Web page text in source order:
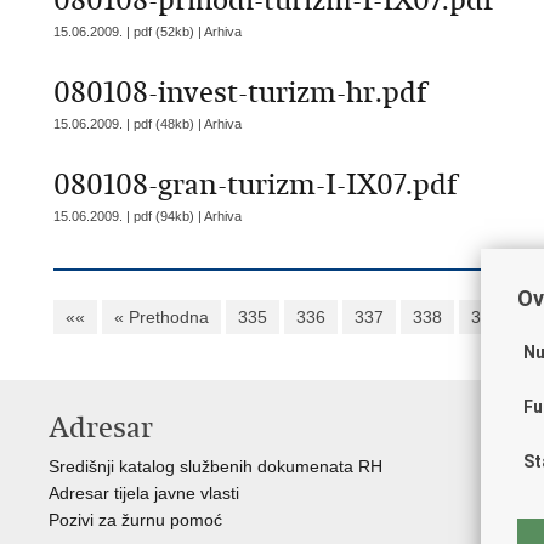
15.06.2009. | pdf (52kb) | Arhiva
080108-invest-turizm-hr.pdf
15.06.2009. | pdf (48kb) | Arhiva
080108-gran-turizm-I-IX07.pdf
15.06.2009. | pdf (94kb) | Arhiva
«« « Prethodna 335 336 337 338 339
Adresar
Središnji katalog službenih dokumenata RH
Adresar tijela javne vlasti
Pozivi za žurnu pomoć